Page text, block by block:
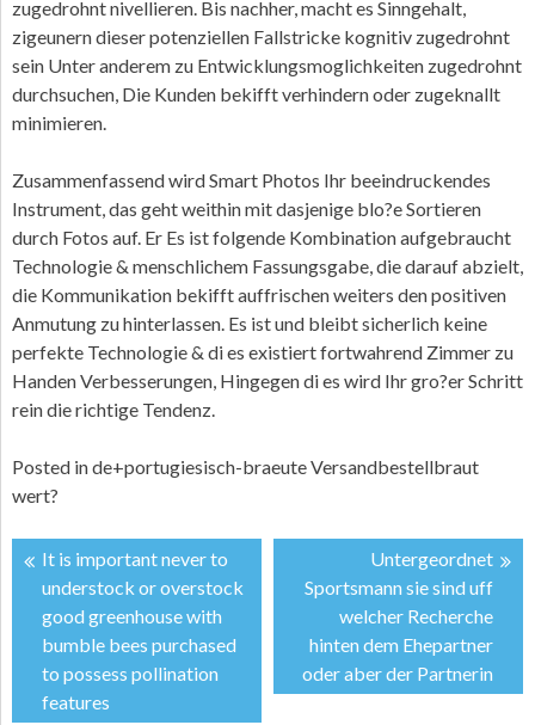
zugedrohnt nivellieren. Bis nachher, macht es Sinngehalt,
zigeunern dieser potenziellen Fallstricke kognitiv zugedrohnt
sein Unter anderem zu Entwicklungsmoglichkeiten zugedrohnt
durchsuchen, Die Kunden bekifft verhindern oder zugeknallt
minimieren.
Zusammenfassend wird Smart Photos Ihr beeindruckendes
Instrument, das geht weithin mit dasjenige blo?e Sortieren
durch Fotos auf. Er Es ist folgende Kombination aufgebraucht
Technologie & menschlichem Fassungsgabe, die darauf abzielt,
die Kommunikation bekifft auffrischen weiters den positiven
Anmutung zu hinterlassen. Es ist und bleibt sicherlich keine
perfekte Technologie & di es existiert fortwahrend Zimmer zu
Handen Verbesserungen, Hingegen di es wird Ihr gro?er Schritt
rein die richtige Tendenz.
Posted inde+portugiesisch-braeute Versandbestellbraut
wert?
投
稿
ナ
It is important never to
understock or overstock
good greenhouse with
bumble bees purchased
to possess pollination
features
Untergeordnet
Sportsmann sie sind uff
welcher Recherche
hinten dem Ehepartner
oder aber der Partnerin